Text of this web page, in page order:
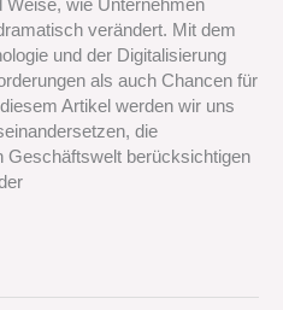
Weise, wie Unternehmen
verändert. Mit dem
und der Digitalisierung
als auch Chancen für
Artikel werden wir uns
die
Geschäftswelt berücksichtigen